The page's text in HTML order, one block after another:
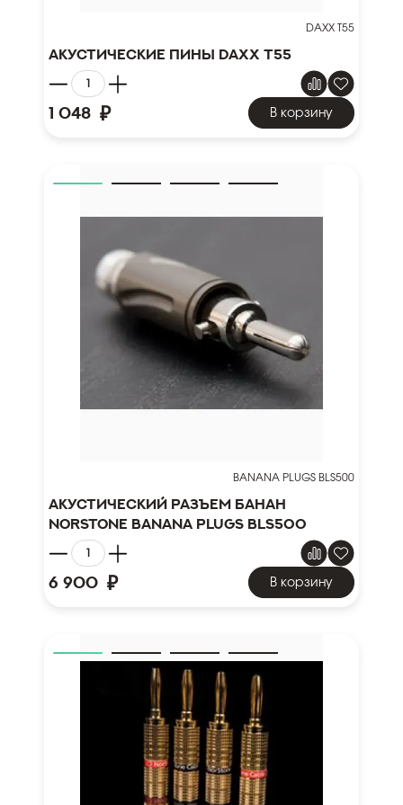
DAXX T55
Акустические Пины DAXX T55
1 048 ₽ В корзину
BANANA PLUGS BLS500
Акустический разъем банан
Norstone Banana Plugs BLS500
6 900 ₽ В корзину